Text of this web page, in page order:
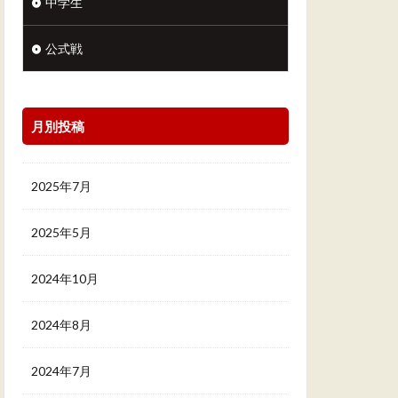
公式戦
月別投稿
2025年7月
2025年5月
2024年10月
2024年8月
2024年7月